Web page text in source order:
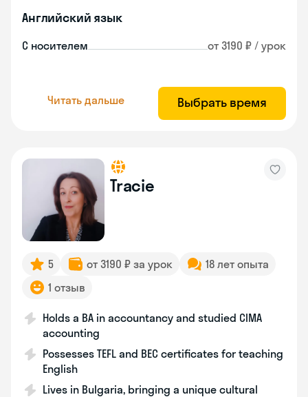
Английский язык
С носителем от 3190 ₽ / урок
Читать дальше Выбрать время
Tracie
5 от 3190 ₽ за урок
18 лет опыта
1 отзыв
Holds a BA in accountancy and studied CIMA
accounting
Possesses TEFL and BEC certificates for teaching
English
Lives in Bulgaria, bringing a unique cultural